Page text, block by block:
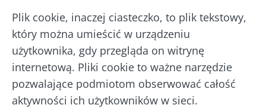
Plik cookie, inaczej ciasteczko, to plik tekstowy,
który można umieścić w urządzeniu
użytkownika, gdy przegląda on witrynę
internetową. Pliki cookie to ważne narzędzie
pozwalające podmiotom obserwować całość
aktywności ich użytkowników w sieci.